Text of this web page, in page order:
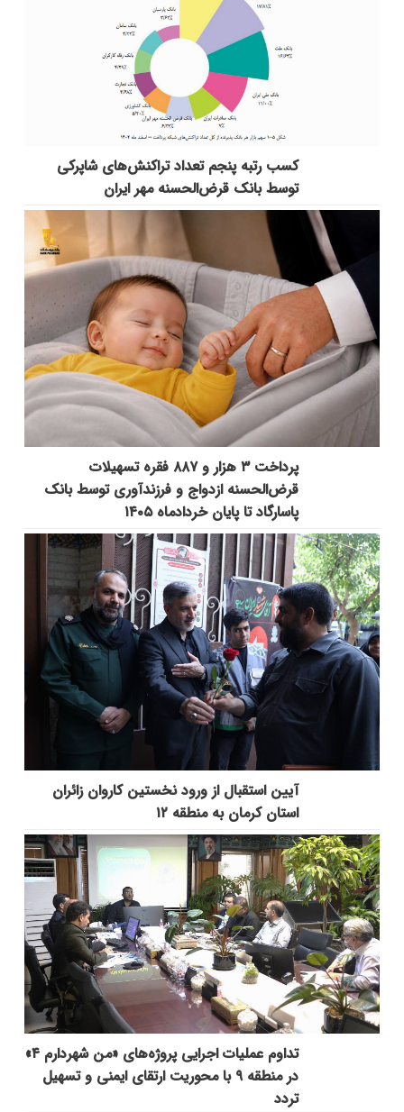
کسب رتبه پنجم تعداد تراکنش‌های شاپرکی
توسط بانک قرض‌الحسنه مهر ایران
پرداخت ۳ هزار و ۸۸۷ فقره تسهیلات
قرض‌الحسنه ازدواج و فرزندآوری توسط بانک
پاسارگاد تا پایان خردادماه ۱۴۰۵
آیین استقبال از ورود نخستین کاروان زائران
استان کرمان به منطقه ۱۲
تداوم عملیات اجرایی پروژه‌های «من شهردارم ۴»
در منطقه ۹ با محوریت ارتقای ایمنی و تسهیل
تردد